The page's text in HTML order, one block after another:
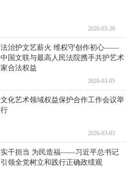
2026-03-20
法治护文艺薪火 维权守创作初心——
中国文联与最高人民法院携手共护艺术
家合法权益
2026-03-05
文化艺术领域权益保护合作工作会议举
行
2026-03-03
实干担当 为民造福——习近平总书记
引领全党树立和践行正确政绩观